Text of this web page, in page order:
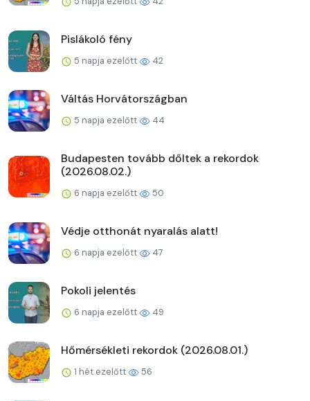
Pislákoló fény
5 napja ezelőtt 42
Váltás Horvátországban
5 napja ezelőtt 44
Budapesten tovább dőltek a rekordok
(2026.08.02.)
6 napja ezelőtt 50
Védje otthonát nyaralás alatt!
6 napja ezelőtt 47
Pokoli jelentés
6 napja ezelőtt 49
Hőmérsékleti rekordok (2026.08.01.)
1 hét ezelőtt 56